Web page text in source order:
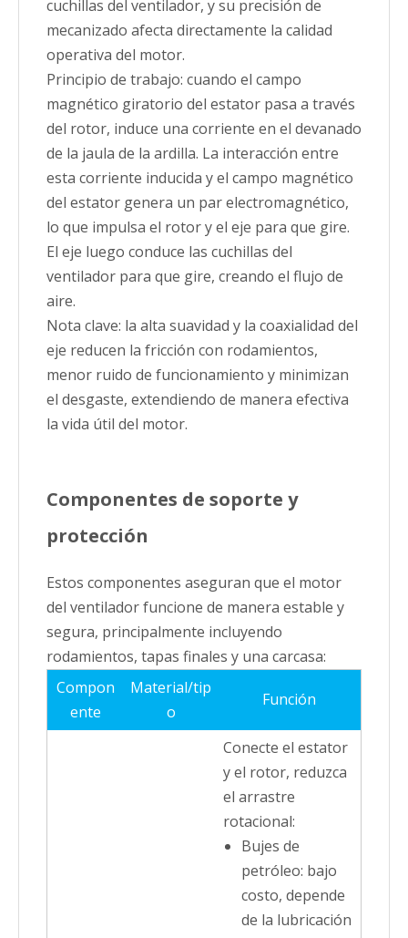
cuchillas del ventilador, y su precisión de
mecanizado afecta directamente la calidad
operativa del motor.
Principio de trabajo: cuando el campo
magnético giratorio del estator pasa a través
del rotor, induce una corriente en el devanado
de la jaula de la ardilla. La interacción entre
esta corriente inducida y el campo magnético
del estator genera un par electromagnético,
lo que impulsa el rotor y el eje para que gire.
El eje luego conduce las cuchillas del
ventilador para que gire, creando el flujo de
aire.
Nota clave: la alta suavidad y la coaxialidad del
eje reducen la fricción con rodamientos,
menor ruido de funcionamiento y minimizan
el desgaste, extendiendo de manera efectiva
la vida útil del motor.
Componentes de soporte y
protección
Estos componentes aseguran que el motor
del ventilador funcione de manera estable y
segura, principalmente incluyendo
rodamientos, tapas finales y una carcasa:
Compon
ente
Material/tip
o
Función
Conecte el estator
y el rotor, reduzca
el arrastre
rotacional:
Bujes de
petróleo: bajo
costo, depende
de la lubricación